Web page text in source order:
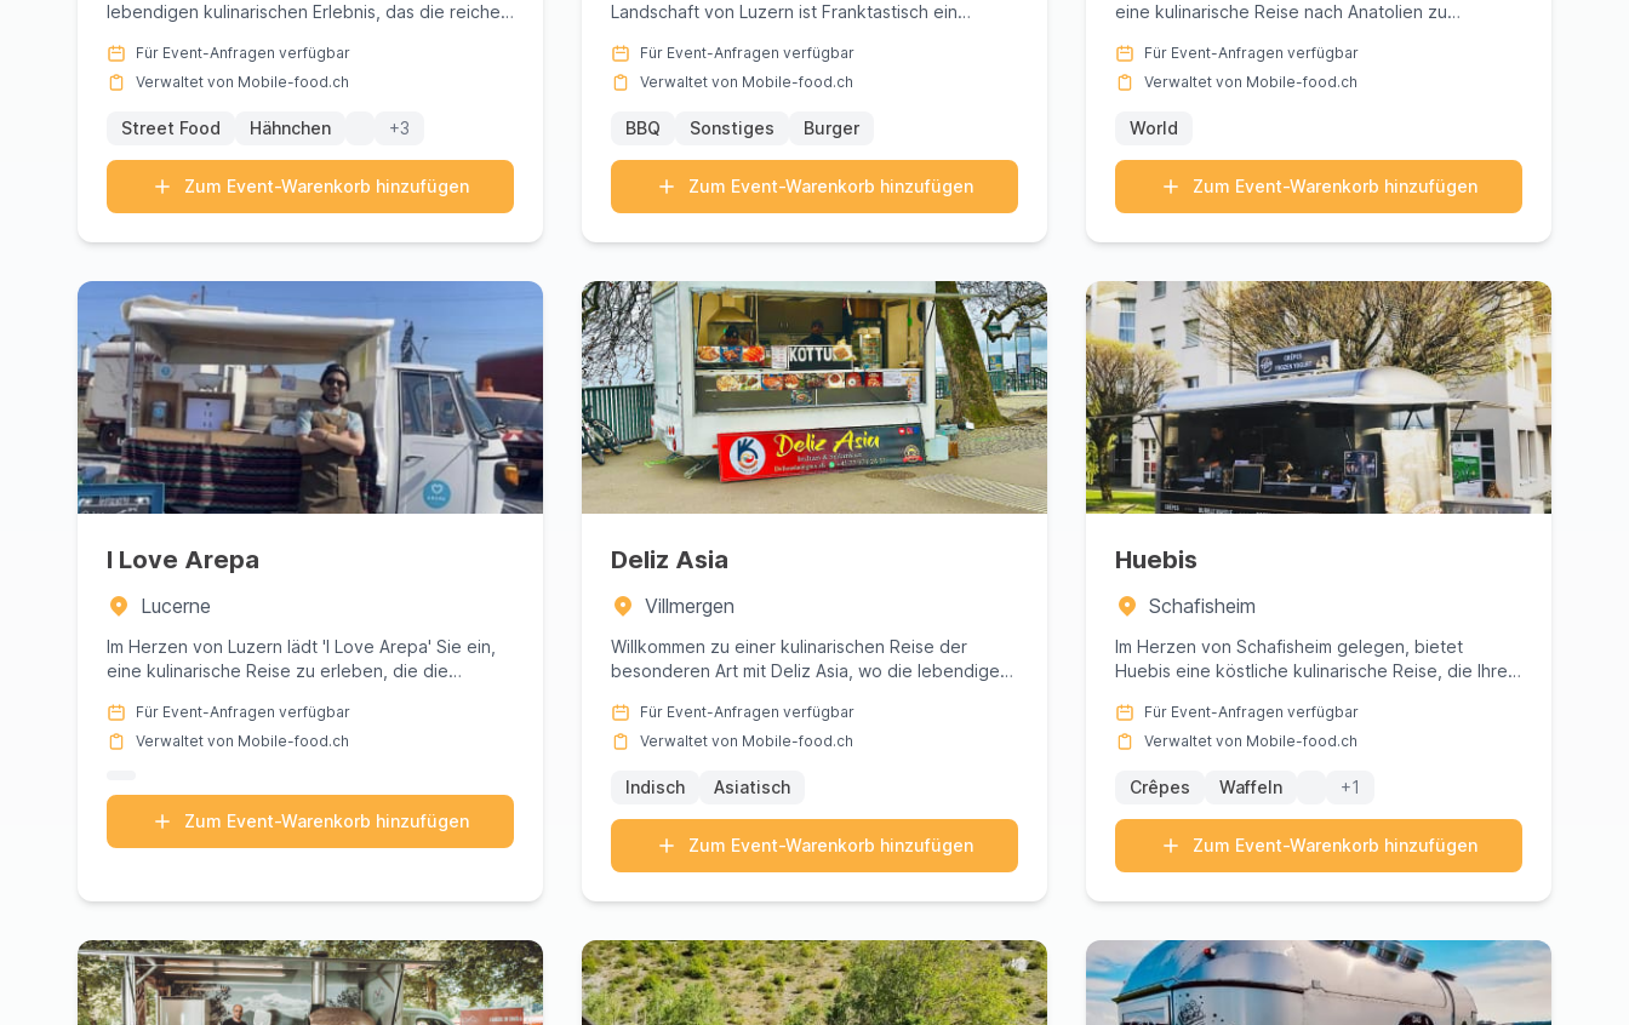
lebendigen kulinarischen Erlebnis, das die reichen
Für Event-Anfragen verfügbar
Verwaltet von Mobile-food.ch
Street Food Hähnchen +3
Zum Event-Warenkorb hinzufügen
Landschaft von Luzern ist Franktastisch ein
Für Event-Anfragen verfügbar
Verwaltet von Mobile-food.ch
BBQ Sonstiges Burger
Zum Event-Warenkorb hinzufügen
eine kulinarische Reise nach Anatolien zu
Für Event-Anfragen verfügbar
Verwaltet von Mobile-food.ch
World
Zum Event-Warenkorb hinzufügen
I Love Arepa
Lucerne
Im Herzen von Luzern lädt 'I Love Arepa' Sie ein,
eine kulinarische Reise zu erleben, die die
Für Event-Anfragen verfügbar
Verwaltet von Mobile-food.ch
Zum Event-Warenkorb hinzufügen
Deliz Asia
Villmergen
Willkommen zu einer kulinarischen Reise der
besonderen Art mit Deliz Asia, wo die lebendigen
Für Event-Anfragen verfügbar
Verwaltet von Mobile-food.ch
Indisch Asiatisch
Zum Event-Warenkorb hinzufügen
Huebis
Schafisheim
Im Herzen von Schafisheim gelegen, bietet
Huebis eine köstliche kulinarische Reise, die Ihre
Für Event-Anfragen verfügbar
Verwaltet von Mobile-food.ch
Crêpes Waffeln +1
Zum Event-Warenkorb hinzufügen